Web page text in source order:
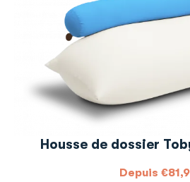
Housse de dossier
Depuis €